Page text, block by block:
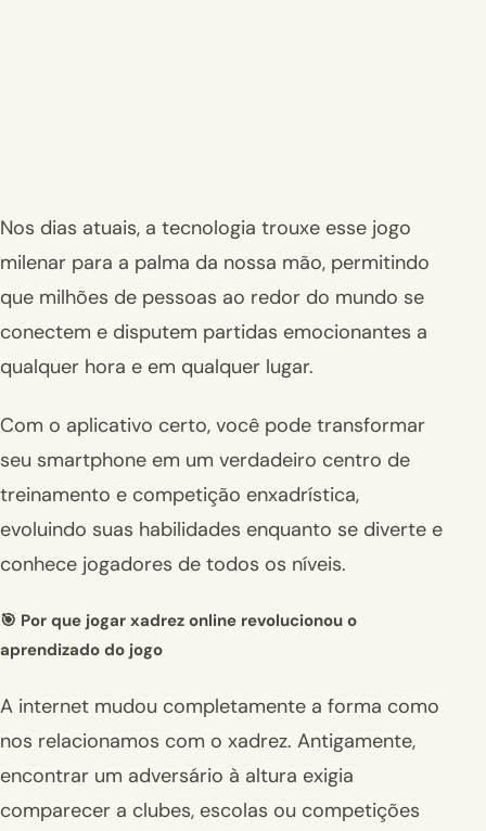
Nos dias atuais, a tecnologia trouxe esse jogo
milenar para a palma da nossa mão, permitindo
que milhões de pessoas ao redor do mundo se
conectem e disputem partidas emocionantes a
qualquer hora e em qualquer lugar.
Com o aplicativo certo, você pode transformar
seu smartphone em um verdadeiro centro de
treinamento e competição enxadrística,
evoluindo suas habilidades enquanto se diverte e
conhece jogadores de todos os níveis.
🎯 Por que jogar xadrez online revolucionou o
aprendizado do jogo
A internet mudou completamente a forma como
nos relacionamos com o xadrez. Antigamente,
encontrar um adversário à altura exigia
comparecer a clubes, escolas ou competições